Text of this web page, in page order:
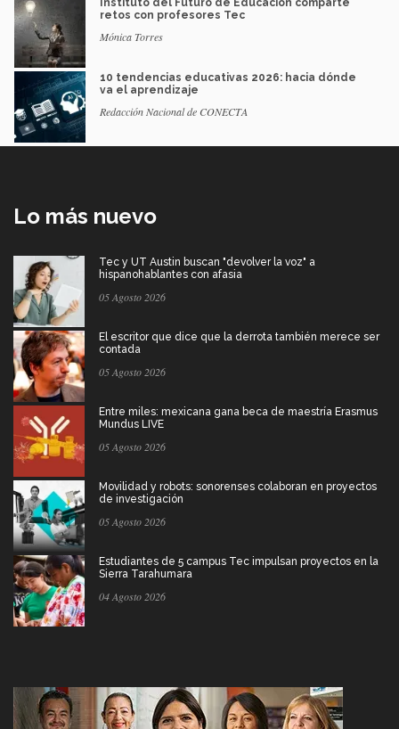
Instituto del Futuro de Educación comparte
retos con profesores Tec
Mónica Torres
10 tendencias educativas 2026: hacia dónde
va el aprendizaje
Redacción Nacional de CONECTA
Lo más nuevo
Tec y UT Austin buscan "devolver la voz" a
hispanohablantes con afasia
05 Agosto 2026
El escritor que dice que la derrota también merece ser
contada
05 Agosto 2026
Entre miles: mexicana gana beca de maestría Erasmus
Mundus LIVE
05 Agosto 2026
Movilidad y robots: sonorenses colaboran en proyectos
de investigación
05 Agosto 2026
Estudiantes de 5 campus Tec impulsan proyectos en la
Sierra Tarahumara
04 Agosto 2026